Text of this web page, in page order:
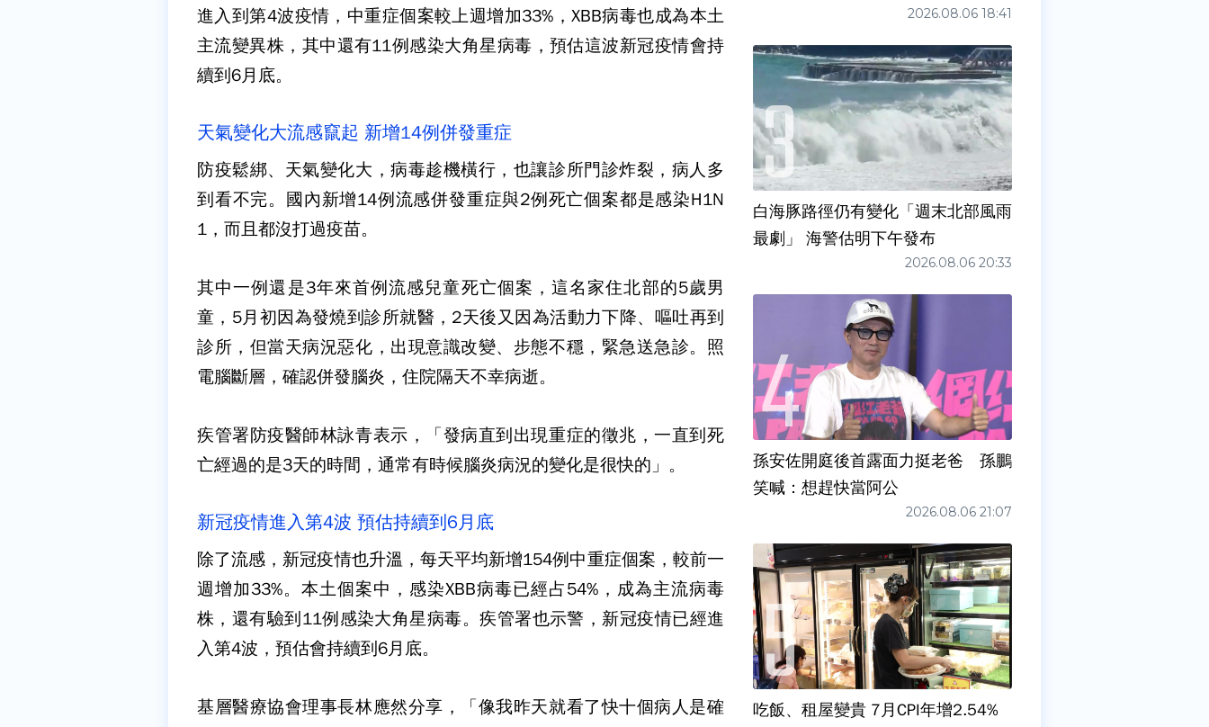
進入到第4波疫情，中重症個案較上週增加33%，XBB病毒也成為本土
主流變異株，其中還有11例感染大角星病毒，預估這波新冠疫情會持
續到6月底。
天氣變化大流感竄起 新增14例併發重症
防疫鬆綁、天氣變化大，病毒趁機橫行，也讓診所門診炸裂，病人多
到看不完。國內新增14例流感併發重症與2例死亡個案都是感染H1N
1，而且都沒打過疫苗。
其中一例還是3年來首例流感兒童死亡個案，這名家住北部的5歲男
童，5月初因為發燒到診所就醫，2天後又因為活動力下降、嘔吐再到
診所，但當天病況惡化，出現意識改變、步態不穩，緊急送急診。照
電腦斷層，確認併發腦炎，住院隔天不幸病逝。
疾管署防疫醫師林詠青表示，「發病直到出現重症的徵兆，一直到死
亡經過的是3天的時間，通常有時候腦炎病況的變化是很快的」。
新冠疫情進入第4波 預估持續到6月底
除了流感，新冠疫情也升溫，每天平均新增154例中重症個案，較前一
週增加33%。本土個案中，感染XBB病毒已經占54%，成為主流病毒
株，還有驗到11例感染大角星病毒。疾管署也示警，新冠疫情已經進
入第4波，預估會持續到6月底。
基層醫療協會理事長林應然分享，「像我昨天就看了快十個病人是確
2026.08.06 18:41
白海豚路徑仍有變化「週末北部風雨
最劇」 海警估明下午發布
2026.08.06 20:33
孫安佐開庭後首露面力挺老爸 孫鵬
笑喊：想趕快當阿公
2026.08.06 21:07
吃飯、租屋變貴 7月CPI年增2.54%